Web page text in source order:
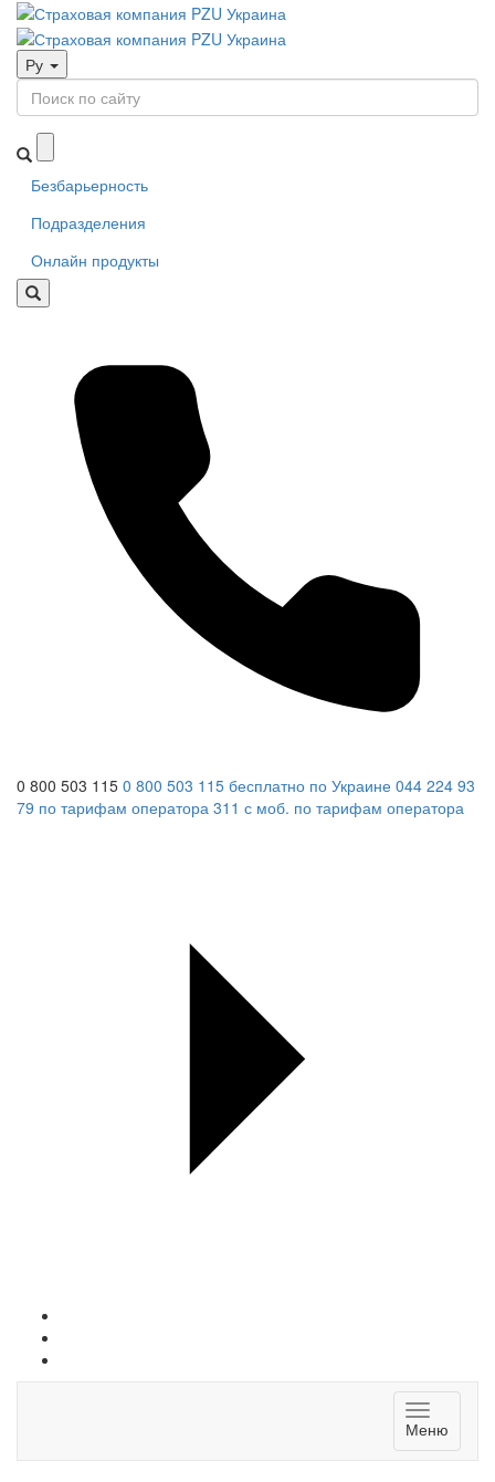
Ру
Безбарьерность
Подразделения
Онлайн продукты
0 800 503 115 0 800 503 115 бесплатно по Украине 044 224 93
79 по тарифам оператора 311 с моб. по тарифам оператора
Toggle
Меню